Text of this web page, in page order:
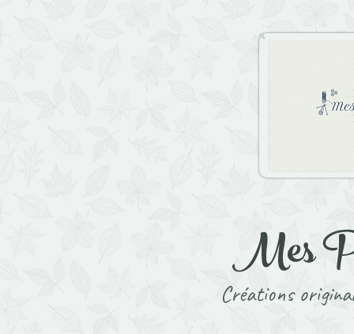
Mes
Créations